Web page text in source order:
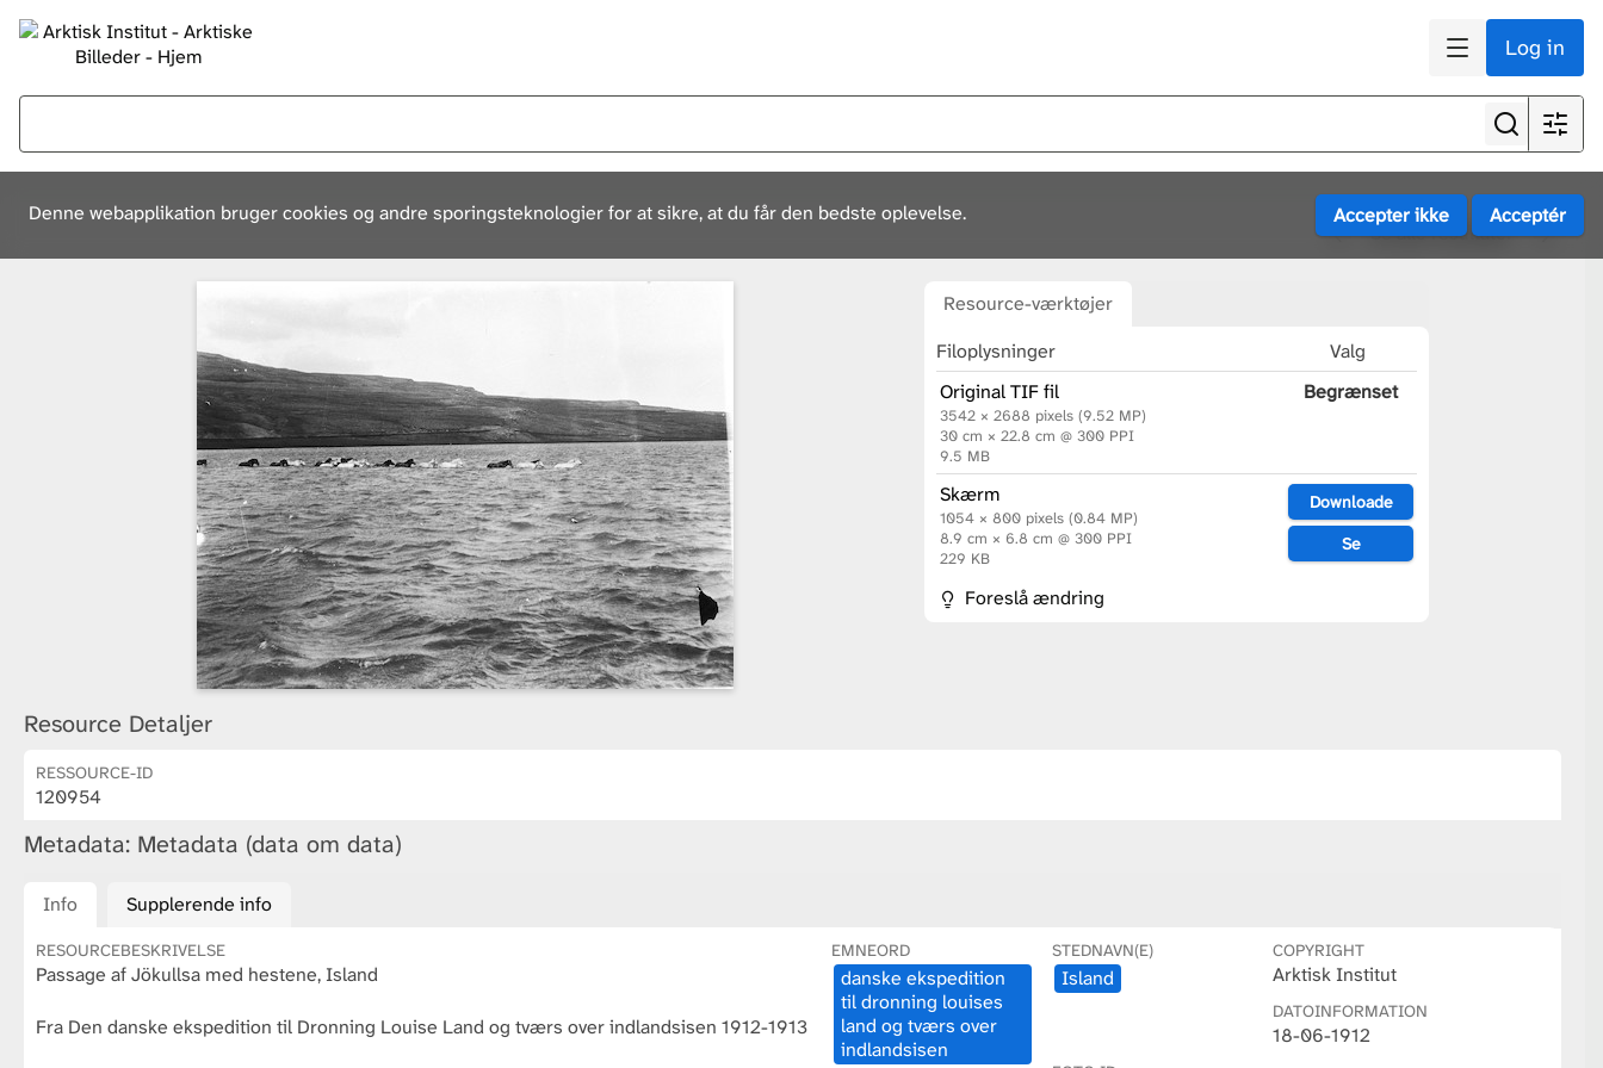
Log in
Denne webapplikation bruger cookies og andre sporingsteknologier for at sikre, at du får den bedste oplevelse.
Se alle resultater
Resource-værktøjer
Filoplysninger
Valg
Original TIF fil
3542 × 2688 pixels (9.52 MP)
30 cm × 22.8 cm @ 300 PPI
9.5 MB
Begrænset
Skærm
1054 × 800 pixels (0.84 MP)
8.9 cm × 6.8 cm @ 300 PPI
229 KB
Downloade
Se
Foreslå ændring
Resource Detaljer
RESSOURCE-ID
120954
Metadata: Metadata (data om data)
Info Supplerende info
RESOURCEBESKRIVELSE
Passage af Jökullsa med hestene, Island
Fra Den danske ekspedition til Dronning Louise Land og tværs over indlandsisen 1912-1913
EMNEORD
danske ​ekspedition ​
til ​dronning ​louises ​
land ​og ​tvæ​rs ​over ​
indlandsisen
STEDNAVN(E)
Island
COPYRIGHT
Arktisk Institut
DATOINFORMATION
18-06-1912